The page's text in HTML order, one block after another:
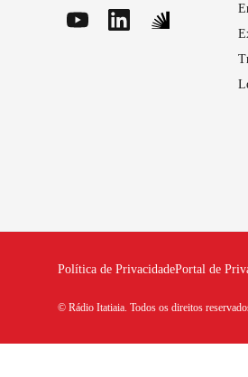
Política de PrivacidadePortal de
© Rádio Itatiaia. Todos os direitos